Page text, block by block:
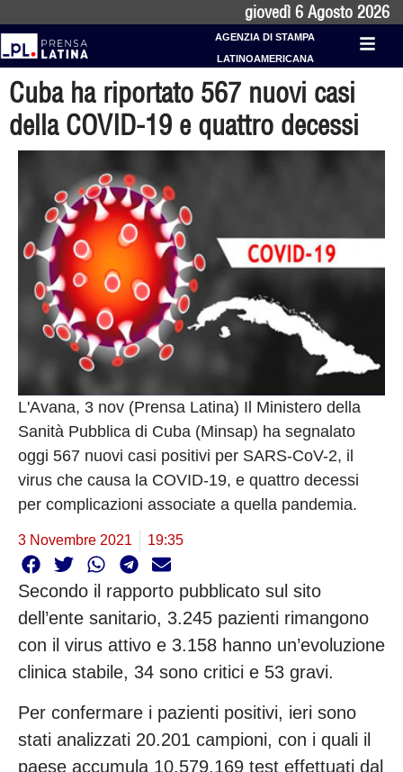
giovedì 6 Agosto 2026
AGENZIA DI STAMPA
LATINOAMERICANA
Cuba ha riportato 567 nuovi casi
della COVID-19 e quattro decessi
L'Avana, 3 nov (Prensa Latina) Il Ministero della
Sanità Pubblica di Cuba (Minsap) ha segnalato
oggi 567 nuovi casi positivi per SARS-CoV-2, il
virus che causa la COVID-19, e quattro decessi
per complicazioni associate a quella pandemia.
3 Novembre 2021 19:35
Secondo il rapporto pubblicato sul sito
dell’ente sanitario, 3.245 pazienti rimangono
con il virus attivo e 3.158 hanno un’evoluzione
clinica stabile, 34 sono critici e 53 gravi.
Per confermare i pazienti positivi, ieri sono
stati analizzati 20.201 campioni, con i quali il
paese accumula 10.579.169 test effettuati dal